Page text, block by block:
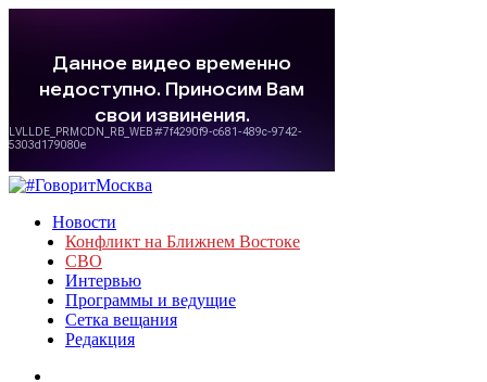
Новости
Конфликт на Ближнем Востоке
СВО
Интервью
Программы и ведущие
Сетка вещания
Редакция